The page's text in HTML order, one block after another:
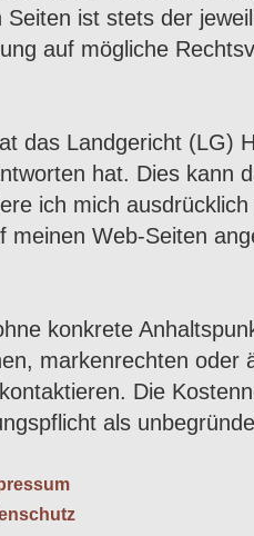
ist stets der
auf mögliche
das Landgericht (LG)
hat. Dies kann
ich mich
Web-Seiten
konkrete
markenrechten
Die
als